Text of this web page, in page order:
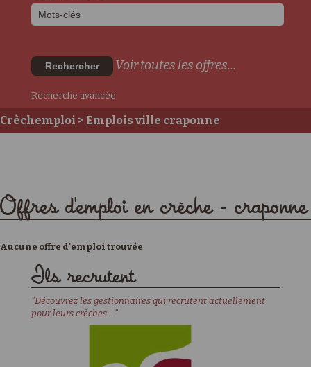
Rechercher Voir toutes les offres...
Recherche avancée
Crèchemploi > Emplois ville craponne
Offres d'emploi en crèche - craponne
Aucune offre d'emploi trouvée
Ils recrutent
"Découvrez les gestionnaires qui recrutent actuellement
pour leurs crèches ..."